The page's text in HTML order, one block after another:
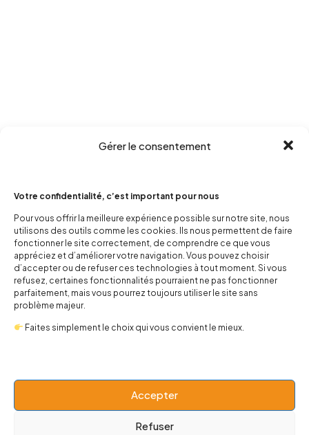
Gérer le consentement
Votre confidentialité, c’est important pour nous
Pour vous offrir la meilleure expérience possible sur notre site, nous
utilisons des outils comme les cookies. Ils nous permettent de faire
fonctionner le site correctement, de comprendre ce que vous
appréciez et d’améliorer votre navigation. Vous pouvez choisir
d’accepter ou de refuser ces technologies à tout moment. Si vous
refusez, certaines fonctionnalités pourraient ne pas fonctionner
parfaitement, mais vous pourrez toujours utiliser le site sans
problème majeur.
Faites simplement le choix qui vous convient le mieux.
Accepter
Refuser
contact@popnbaby.com
+33 01 64 62 14 89
Follow us